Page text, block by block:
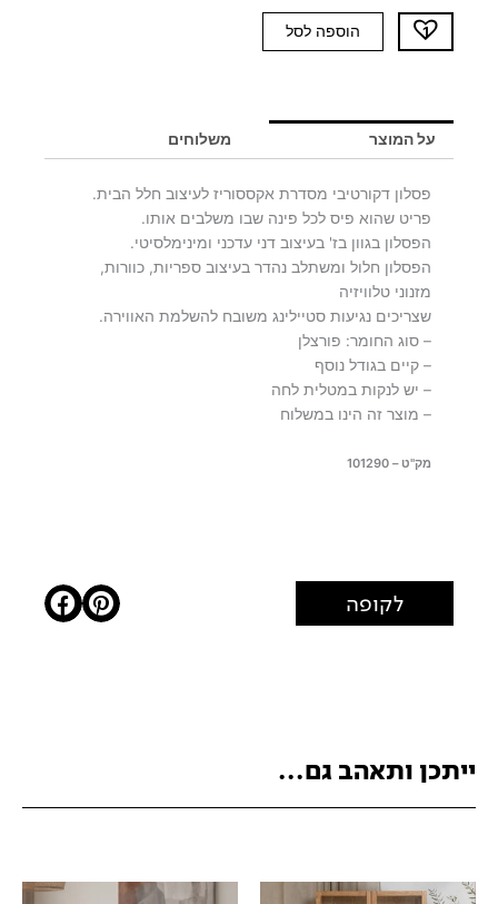
כמות
של
S
הוספה לסל
על המוצר משלוחים
פסלון דקורטיבי מסדרת אקססוריז לעיצוב חלל הבית.
פריט שהוא פיס לכל פינה שבו משלבים אותו.
הפסלון בגוון בז' בעיצוב דני עדכני ומינימלסיטי.
הפסלון חלול ומשתלב נהדר בעיצוב ספריות, כוורות,
מזנוני טלוויזיה
שצריכים נגיעות סטיילינג משובח להשלמת האווירה.
– סוג החומר: פורצלן
– קיים בגודל נוסף
– יש לנקות במטלית לחה
– מוצר זה הינו במשלוח
מק"ט – 101290
לקופה
ייתכן ותאהב גם...